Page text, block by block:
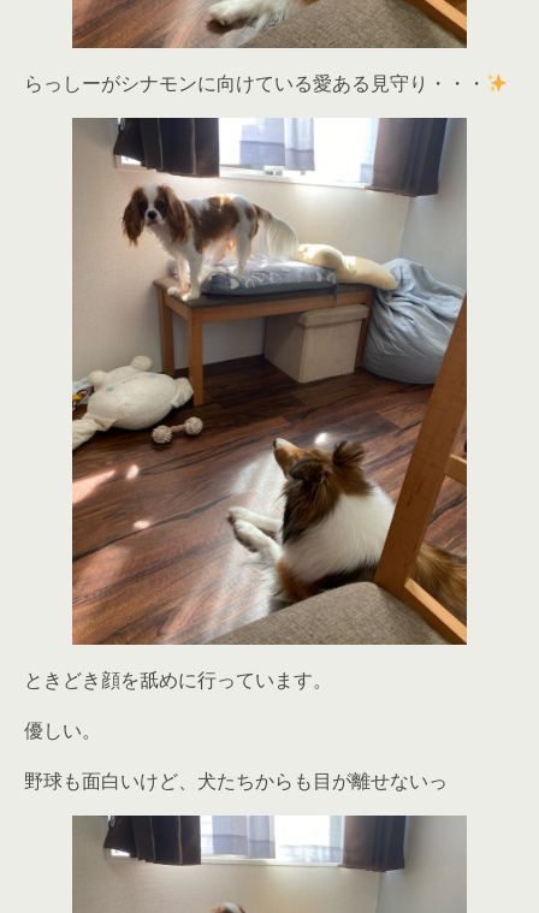
らっしーがシナモンに向けている愛ある見守り・・・
ときどき顔を舐めに行っています。
優しい。
野球も面白いけど、犬たちからも目が離せないっ